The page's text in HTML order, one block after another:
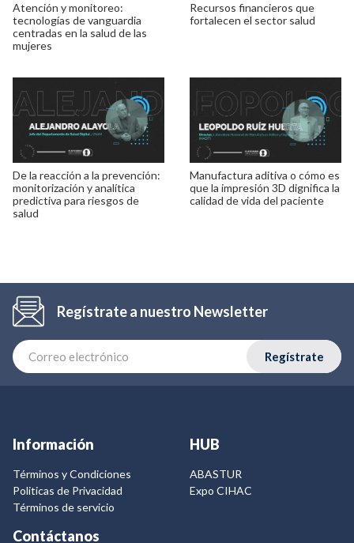
Atención y monitoreo:
tecnologías de vanguardia
centradas en la salud de las
mujeres
Recursos financieros que
fortalecen el sector salud
De la reacción a la prevención:
monitorización y analítica
predictiva para riesgos de
salud
Manufactura aditiva o cómo es
que la impresión 3D dignifica la
calidad de vida del paciente
Regístrate a nuestro Newsletter
Regístrate
Información
Términos y Condiciones
Politicas de Privacidad
Términos de servicio
HUB
ABASTUR
Expo CIHAC
Contáctanos